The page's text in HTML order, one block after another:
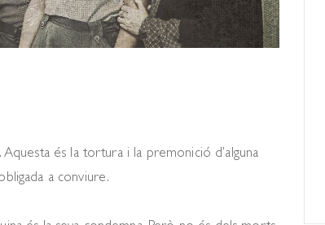
és la tortura i la premonició d’alguna
a conviure.